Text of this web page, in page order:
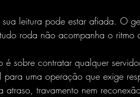
leitura pode estar afiada. O
roda não acompanha o ritmo
sobre contratar qualquer
para uma operação que exige
travamento nem